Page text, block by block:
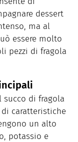
dessert
ma al
essere molto
pezzi di fragola
succo di fragola
caratteristiche
un alto
potassio e